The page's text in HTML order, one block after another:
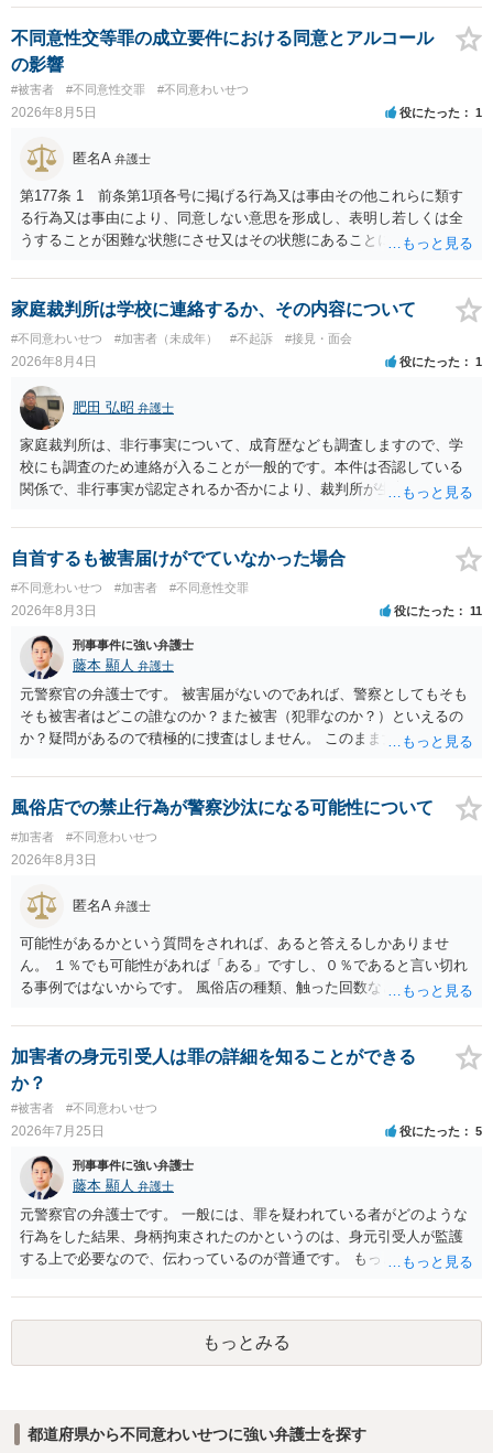
不同意性交等罪の成立要件における同意とアルコール
の影響
#被害者 #不同意性交罪 #不同意わいせつ
2026年8月5日 役にたった 1
匿名A 弁護士
第177条 1 前条第1項各号に掲げる行為又は事由その他これらに類す
る行為又は事由により、同意しない意思を形成し、表明し若しくは全
うすることが困難な状態にさせ又はその状態にあることに乗じて、性
く。）若しくは物を挿入する行為であってわいせつなもの（以下この
条及び第179条第2項において「性交等」という。）をした者は、婚姻
関係の有無にかかわらず、5年以上の有期拘禁刑に処する。 第176条 1
次に掲げる行為又は事由その他これらに類する行為又は事由により、
同意しない意思を形成し、表明し若しくは全うすることが困難な状態
にさせ又はその状態にあることに乗じて、わいせつな行為をした者
は、婚姻関係の有無にかかわらず、6月以上10年以下の拘禁刑に処す
る。 ③アルコール若しくは薬物を摂取させること又はそれらの影響が
あること。 以上の通りですから、アルコール摂取だけでなく、「同意
しない意思を形成し、表明し若しくは全うすることが困難な状態」で
家庭裁判所は学校に連絡するか、その内容について
#不同意わいせつ #加害者（未成年） #不起訴 #接見・面会
2026年8月4日 役にたった 1
肥田 弘昭 弁護士
家庭裁判所は、非行事実について、成育歴なども調査しますので、学
校にも調査のため連絡が入ることが一般的です。本件は否認している
関係で、非行事実が認定されるか否かにより、裁判所が生育歴なども
ば無罪であり、非行がないのですから、その先の調査はないかと思い
ます。ご参考にしてください。
自首するも被害届けがでていなかった場合
#不同意わいせつ #加害者 #不同意性交罪
2026年8月3日 役にたった 11
刑事事件に強い弁護士
藤本 顯人 弁護士
元警察官の弁護士です。 被害届がないのであれば、警察としてもそも
そも被害者はどこの誰なのか？また被害（犯罪なのか？）といえるの
か？疑問があるので積極的に捜査はしません。 このまま女性から警察
風俗店での禁止行為が警察沙汰になる可能性について
#加害者 #不同意わいせつ
2026年8月3日
匿名A 弁護士
可能性があるかという質問をされれば、あると答えるしかありませ
ん。 １％でも可能性があれば「ある」ですし、０％であると言い切れ
る事例ではないからです。 風俗店の種類、触った回数などによるでし
う。 ただ、要注意の客であるとは認識されているかもしれません。
加害者の身元引受人は罪の詳細を知ることができる
か？
#被害者 #不同意わいせつ
2026年7月25日 役にたった 5
刑事事件に強い弁護士
藤本 顯人 弁護士
元警察官の弁護士です。 一般には、罪を疑われている者がどのような
行為をした結果、身柄拘束されたのかというのは、身元引受人が監護
する上で必要なので、伝わっているのが普通です。 もっとも、事実関
いたり、省略されていることもありうるかなとは思います。
もっとみる
都道府県から不同意わいせつに強い弁護士を探す